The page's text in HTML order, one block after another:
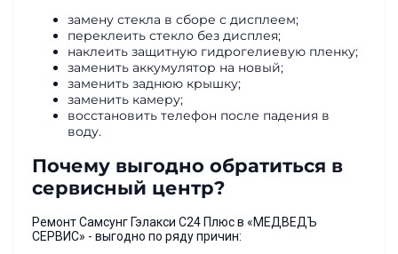
замену стекла в сборе с дисплеем;
переклеить стекло без дисплея;
наклеить защитную гидрогелиевую пленку;
заменить аккумулятор на новый;
заменить заднюю крышку;
заменить камеру;
восстановить телефон после падения в
воду.
Почему выгодно обратиться в
сервисный центр?
Ремонт Самсунг Гэлакси С24 Плюс в «МЕДВЕДЪ
СЕРВИС» - выгодно по ряду причин: